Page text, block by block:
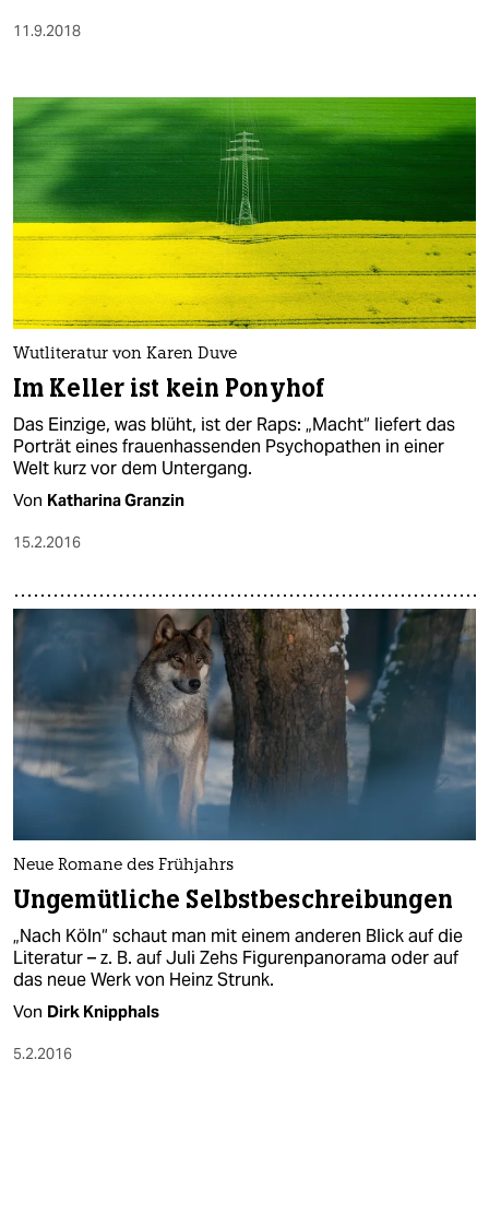
11.9.2018
Wutliteratur von Karen Duve
Im Keller ist kein Ponyhof
Das Einzige, was blüht, ist der Raps: „Macht“ liefert das
Porträt eines frauenhassenden Psychopathen in einer
Welt kurz vor dem Untergang.
Von Katharina Granzin
15.2.2016
Neue Romane des Frühjahrs
Ungemütliche Selbstbeschreibungen
„Nach Köln“ schaut man mit einem anderen Blick auf die
Literatur – z. B. auf Juli Zehs Figurenpanorama oder auf
das neue Werk von Heinz Strunk.
Von Dirk Knipphals
5.2.2016